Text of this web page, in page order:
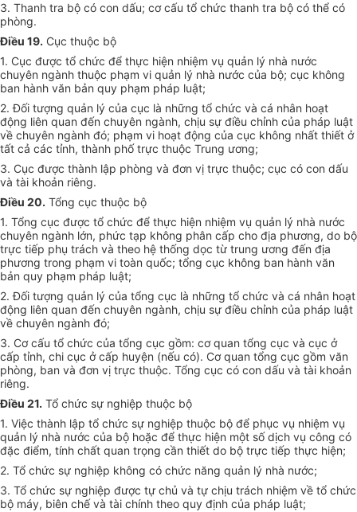
3. Thanh tra bộ có con dấu; cơ cấu tổ chức thanh tra bộ có thể có
phòng.
Điều 19. Cục thuộc bộ
1. Cục được tổ chức để thực hiện nhiệm vụ quản lý nhà nước
chuyên ngành thuộc phạm vi quản lý nhà nước của bộ; cục không
ban hành văn bản quy phạm pháp luật;
2. Đối tượng quản lý của cục là những tổ chức và cá nhân hoạt
động liên quan đến chuyên ngành, chịu sự điều chỉnh của pháp luật
về chuyên ngành đó; phạm vi hoạt động của cục không nhất thiết ở
tất cả các tỉnh, thành phố trực thuộc Trung ương;
3. Cục được thành lập phòng và đơn vị trực thuộc; cục có con dấu
và tài khoản riêng.
Điều 20. Tổng cục thuộc bộ
1. Tổng cục được tổ chức để thực hiện nhiệm vụ quản lý nhà nước
chuyên ngành lớn, phức tạp không phân cấp cho địa phương, do bộ
trực tiếp phụ trách và theo hệ thống dọc từ trung ương đến địa
phương trong phạm vi toàn quốc; tổng cục không ban hành văn
bản quy phạm pháp luật;
2. Đối tượng quản lý của tổng cục là những tổ chức và cá nhân hoạt
động liên quan đến chuyên ngành, chịu sự điều chỉnh của pháp luật
về chuyên ngành đó;
3. Cơ cấu tổ chức của tổng cục gồm: cơ quan tổng cục và cục ở
cấp tỉnh, chi cục ở cấp huyện (nếu có). Cơ quan tổng cục gồm văn
phòng, ban và đơn vị trực thuộc. Tổng cục có con dấu và tài khoản
riêng.
Điều 21. Tổ chức sự nghiệp thuộc bộ
1. Việc thành lập tổ chức sự nghiệp thuộc bộ để phục vụ nhiệm vụ
quản lý nhà nước của bộ hoặc để thực hiện một số dịch vụ công có
đặc điểm, tính chất quan trọng cần thiết do bộ trực tiếp thực hiện;
2. Tổ chức sự nghiệp không có chức năng quản lý nhà nước;
3. Tổ chức sự nghiệp được tự chủ và tự chịu trách nhiệm về tổ chức
bộ máy, biên chế và tài chính theo quy định của pháp luật;